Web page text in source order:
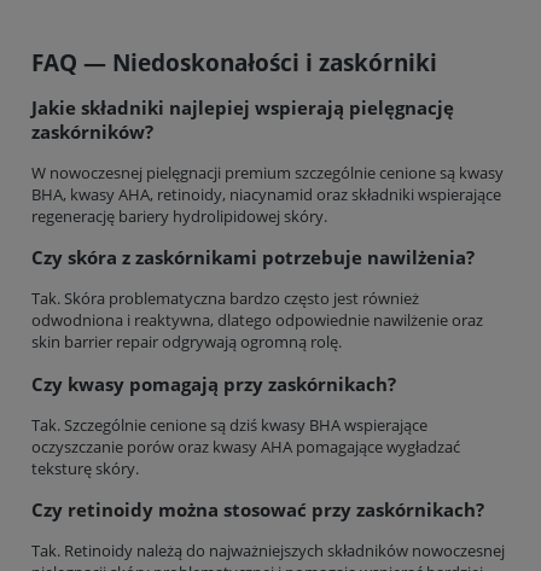
FAQ — Niedoskonałości i zaskórniki
Jakie składniki najlepiej wspierają pielęgnację
zaskórników?
W nowoczesnej pielęgnacji premium szczególnie cenione są kwasy
BHA, kwasy AHA, retinoidy, niacynamid oraz składniki wspierające
regenerację bariery hydrolipidowej skóry.
Czy skóra z zaskórnikami potrzebuje nawilżenia?
Tak. Skóra problematyczna bardzo często jest również
odwodniona i reaktywna, dlatego odpowiednie nawilżenie oraz
skin barrier repair odgrywają ogromną rolę.
Czy kwasy pomagają przy zaskórnikach?
Tak. Szczególnie cenione są dziś kwasy BHA wspierające
oczyszczanie porów oraz kwasy AHA pomagające wygładzać
teksturę skóry.
Czy retinoidy można stosować przy zaskórnikach?
Tak. Retinoidy należą do najważniejszych składników nowoczesnej